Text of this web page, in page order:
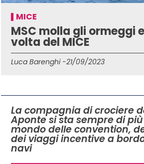
MICE
MSC molla gli ormeggi
volta del MICE
Luca Barenghi -21/09/2023
La compagnia di crociere
Aponte si sta sempre di
mondo delle convention,
dei viaggi incentive a
navi